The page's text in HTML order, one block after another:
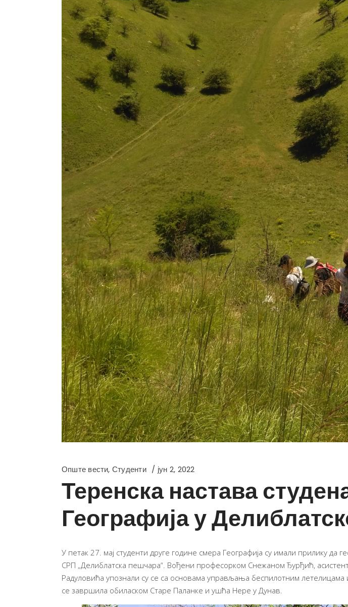
Опште вести, Студенти јун 2, 2022
Теренска настава
Географија у
У петак 27. мај студенти друге године смера Географија су имали прилику да
СРП „Делиблатска пешчара“. Вођени професорком Снежаном Ђурђић,
Радуловића упознали су се са основама управљања беспилотним
се завршила обиласком Старе Паланке и ушћа Нере у Дунав.